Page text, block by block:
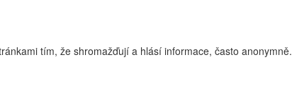
tím, že shromažďují a hlásí informace, často anonymně.